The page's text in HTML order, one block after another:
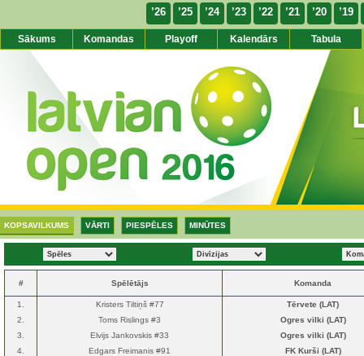
’19
’20
’21
’22
’23
’24
’25
’26
Sākums Komandas Playoff Kalendārs Tabula
KOPSAVILKUMS VĀRTI PIESPĒLES MINŪTES
# Spēlētājs Komanda
1. Kristers Tiltiņš #77
Tērvete (LAT)
2.
Toms Rislings #3
Ogres vilki (LAT)
3.
Elvijs Jankovskis #33
Ogres vilki (LAT)
4.
Edgars Freimanis #91
FK Kurši (LAT)